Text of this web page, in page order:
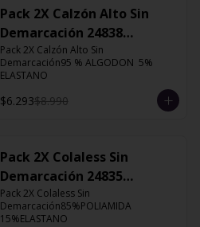
Pack 2X Calzón Alto Sin
Demarcación 24838
Orquidea
Pack 2X Calzón Alto Sin
Demarcación95 % ALGODON  5%
ELASTANO
$6.293$8.990
Pack 2X Colaless Sin
Demarcación 24835
Cobalto
Pack 2X Colaless Sin
Demarcación85%POLIAMIDA
15%ELASTANO